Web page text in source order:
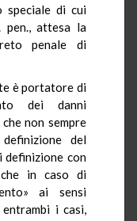
speciale di cui
attesa la
penale di
è portatore di
dei danni
non sempre
del
definizione con
in caso di
ai sensi
i casi,